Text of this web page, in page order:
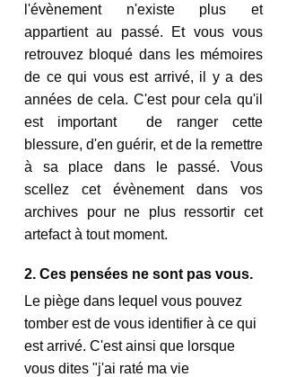
l'évènement n'existe plus et
appartient au passé. Et vous vous
retrouvez bloqué dans les mémoires
de ce qui vous est arrivé, il y a des
années de cela. C'est pour cela qu'il
est important  de ranger cette
blessure, d'en guérir, et de la remettre
à sa place dans le passé. Vous
scellez cet évènement dans vos
archives pour ne plus ressortir cet
artefact à tout moment.
2. Ces pensées ne sont pas vous.
Le piège dans lequel vous pouvez
tomber est de vous identifier à ce qui
est arrivé. C'est ainsi que lorsque
vous dites "j'ai raté ma vie